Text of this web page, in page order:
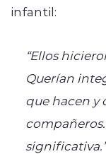
infantil:
“Ellos
Querían
que hacen y
significativa.”